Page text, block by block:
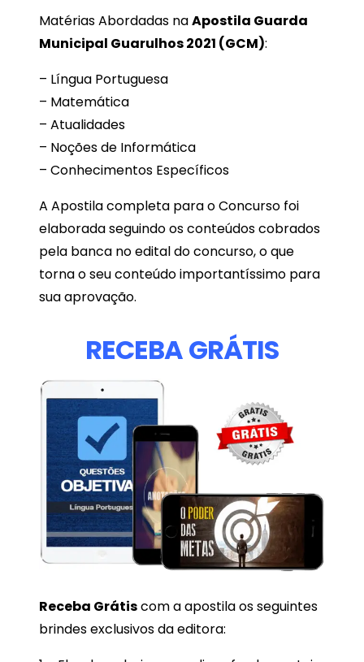
Matérias Abordadas naApostila Guarda
Municipal Guarulhos 2021 (GCM):
– Língua Portuguesa
– Matemática
– Atualidades
– Noções de Informática
– Conhecimentos Específicos
A Apostila completa para o Concurso foi
elaborada seguindo os conteúdos cobrados
pela banca no edital do concurso, o que
torna o seu conteúdo importantíssimo para
sua aprovação.
RECEBA GRÁTIS
Receba Grátiscom a apostila os seguintes
brindes exclusivos da editora: